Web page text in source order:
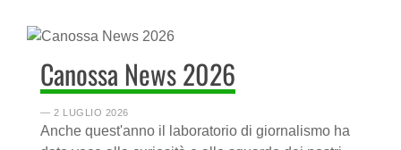
Canossa News 2026
― 2 LUGLIO 2026
Anche quest'anno il laboratorio di giornalismo ha